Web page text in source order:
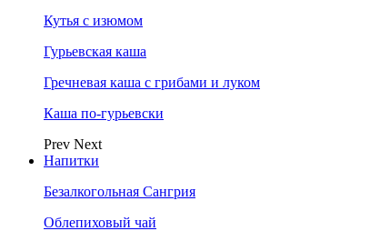
Кутья с изюмом
Гурьевская каша
Гречневая каша с грибами и луком
Каша по-гурьевски
Prev Next
Напитки
Безалкогольная Сангрия
Облепиховый чай